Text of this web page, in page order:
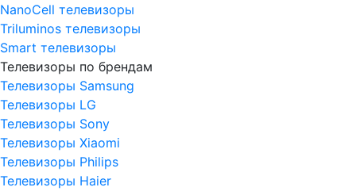
NanoCell телевизоры
Triluminos телевизоры
Smart телевизоры
Телевизоры по брендам
Телевизоры Samsung
Телевизоры LG
Телевизоры Sony
Телевизоры Xiaomi
Телевизоры Philips
Телевизоры Haier